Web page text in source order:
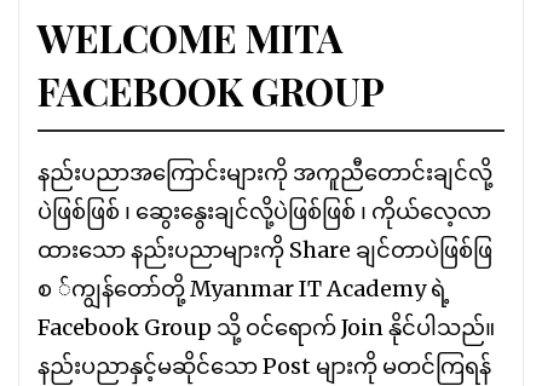
WELCOME MITA
FACEBOOK GROUP
နည်းပညာအကြောင်းများကို အကူညီတောင်းချင်လို့
ပဲဖြစ်ဖြစ် ၊ ဆွေးနွေးချင်လို့ပဲဖြစ်ဖြစ် ၊ ကိုယ်လေ့လာ
ထားသော နည်းပညာများကို Share ချင်တာပဲဖြစ်ဖြ
စ ်ကျွန်တော်တို့ Myanmar IT Academy ရဲ့
Facebook Group သို့ ဝင်ရောက် Join နိုင်ပါသည်။
နည်းပညာနှင့်မဆိုင်သော Post များကို မတင်ကြရန်